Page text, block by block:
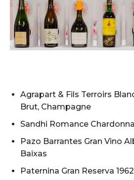
Agrapart & Fils Terroirs
Brut, Champagne
Sandhi Romance
Pazo Barrantes Gran Vino
Baixas
Paternina Gran Reserva